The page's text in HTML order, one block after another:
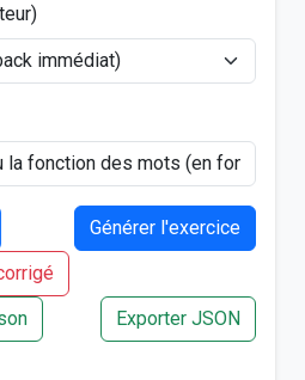
Générer l'exercice
Exporter JSON